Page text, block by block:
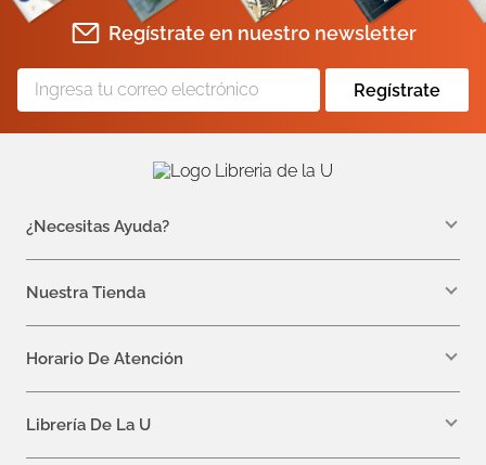
Regístrate en nuestro newsletter
Regístrate
¿Necesitas Ayuda?
WhatsApp +57 310 7157616
servicioalcliente@libreriadelau.com
Nuestra Tienda
Librería de la U - Teusaquillo
Calle 32a # 19- 24
Horario De Atención
Lunes, Jueves y Viernes: 7:00 a.m a 5:00 p.m
Martes y Miércoles: 7:00 a.m a 6:00 p.m.
Librería De La U